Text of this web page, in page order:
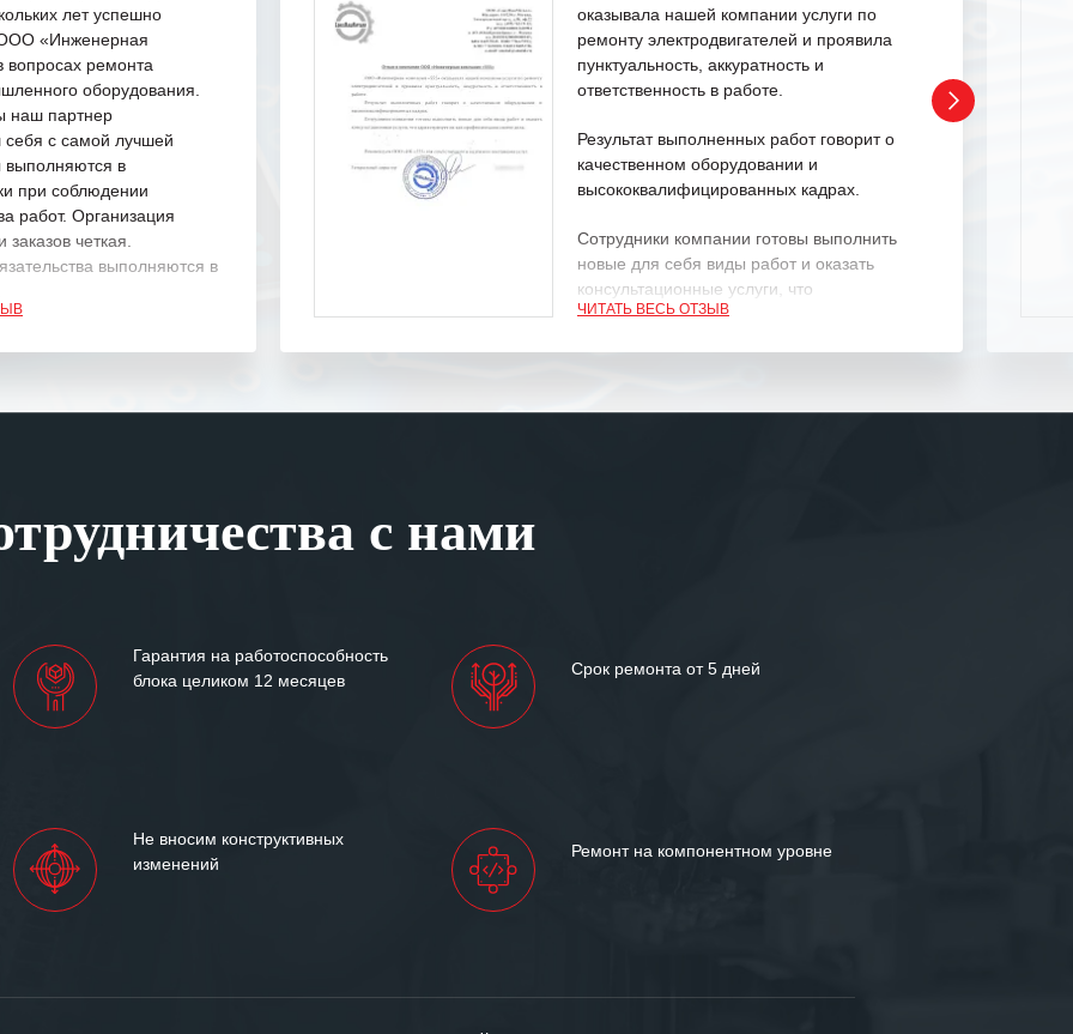
лет успешно
ООО «Инженерная
вопросах ремонта
оборудования.
наш партнер
себя с самой лучшей
выполняются в
при соблюдении
работ. Организация
четкая.
выполняются в
сложившиеся между
успеха и процветания.
оказывала нашей компании услуги по
ремонту электродвигателей и проявила
пунктуальность, аккуратность и
ответственность в работе.
Результат выполненных работ говорит о
качественном оборудовании и
высококвалифицированных кадрах.
Сотрудники компании готовы выполнить
новые для себя виды работ и оказать
консультационные услуги, что
характеризует их как профессионалов
ответственного и надежного поставщика
ЧИТАТЬ ВЕСЬ ОТЗЫВ
с нами
Гарантия на работоспособность
блока целиком 12 месяцев
Срок ремонта от 5 дней
Не вносим конструктивных
изменений
Ремонт на компонентном уровне